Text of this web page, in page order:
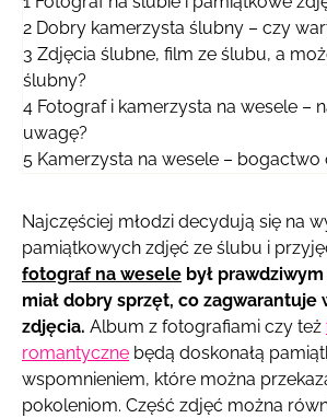
2 Dobry kamerzysta ślubny – czy
3 Zdjęcia ślubne, film ze ślubu, a
ślubny?
4 Fotograf i kamerzysta na wesele –
uwagę?
5 Kamerzysta na wesele – bogactwo
Najczęściej młodzi decydują się na
pamiątkowych zdjęć ze ślubu i
fotograf na wesele był
miał dobry sprzęt, co zagwarantuje
zdjęcia. Album z fotografiami czy też
romantyczne będą doskonałą
wspomnieniem, które można
pokoleniom. Część zdjęć można